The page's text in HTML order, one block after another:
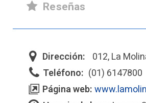
Reseñas
Dirección:
012, La
Teléfono: (01) 6147800
Página web: